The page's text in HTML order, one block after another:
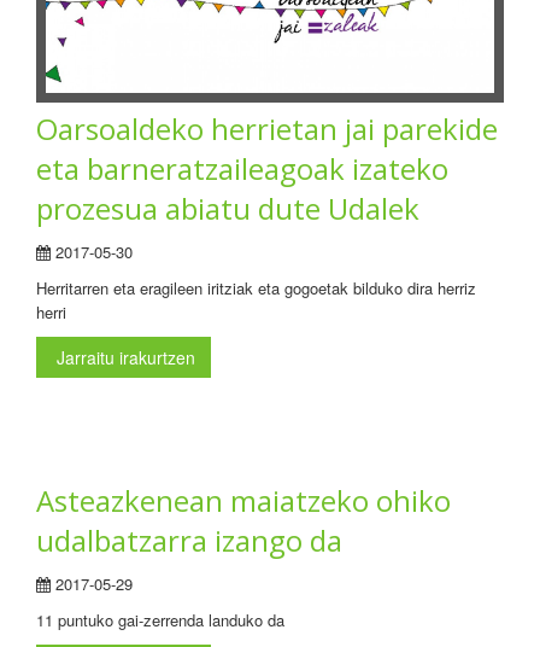
Oarsoaldeko herrietan jai parekide
eta barneratzaileagoak izateko
prozesua abiatu dute Udalek
2017-05-30
Herritarren eta eragileen iritziak eta gogoetak bilduko dira herriz
herri
Jarraitu irakurtzen
Asteazkenean maiatzeko ohiko
udalbatzarra izango da
2017-05-29
11 puntuko gai-zerrenda landuko da